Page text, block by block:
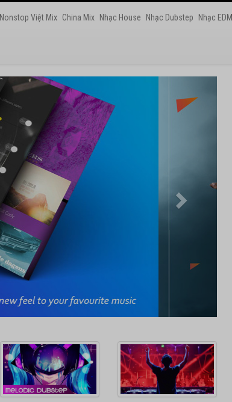
Nonstop Việt Mix China Mix Nhạc House Nhạc Dubstep Nhạc EDM